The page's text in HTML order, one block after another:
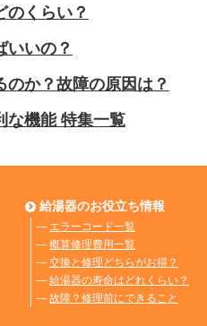
のくらい？
いいの？
か？故障の原因は？
な機能 特集一覧
給湯器のお役立ち情報
― エラーコード一覧
― 概算修理費用一覧
― 交換と修理どちらがお得？
― 給湯器の寿命はどれくらい？
― 故障？修理前にできること